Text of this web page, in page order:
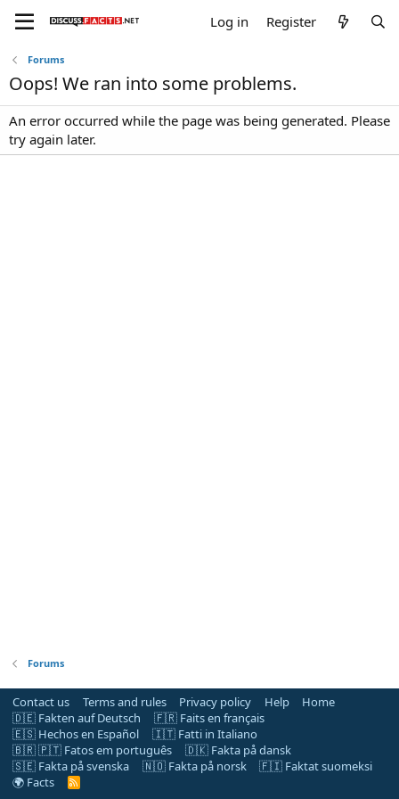
Log in Register
Forums
Oops! We ran into some problems.
An error occurred while the page was being generated. Please
try again later.
Forums
Contact us Terms and rules Privacy policy Help
Home
🇩🇪 Fakten auf Deutsch
🇫🇷 Faits en français
🇪🇸 Hechos en Español
🇮🇹 Fatti in Italiano
🇧🇷 🇵🇹 Fatos em português
🇩🇰 Fakta på dansk
🇸🇪 Fakta på svenska
🇳🇴 Fakta på norsk
🇫🇮 Faktat suomeksi
🌍 Facts
R